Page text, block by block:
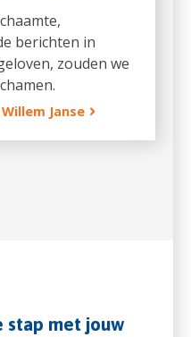
berichten in
zouden we
Janse
stap met jouw